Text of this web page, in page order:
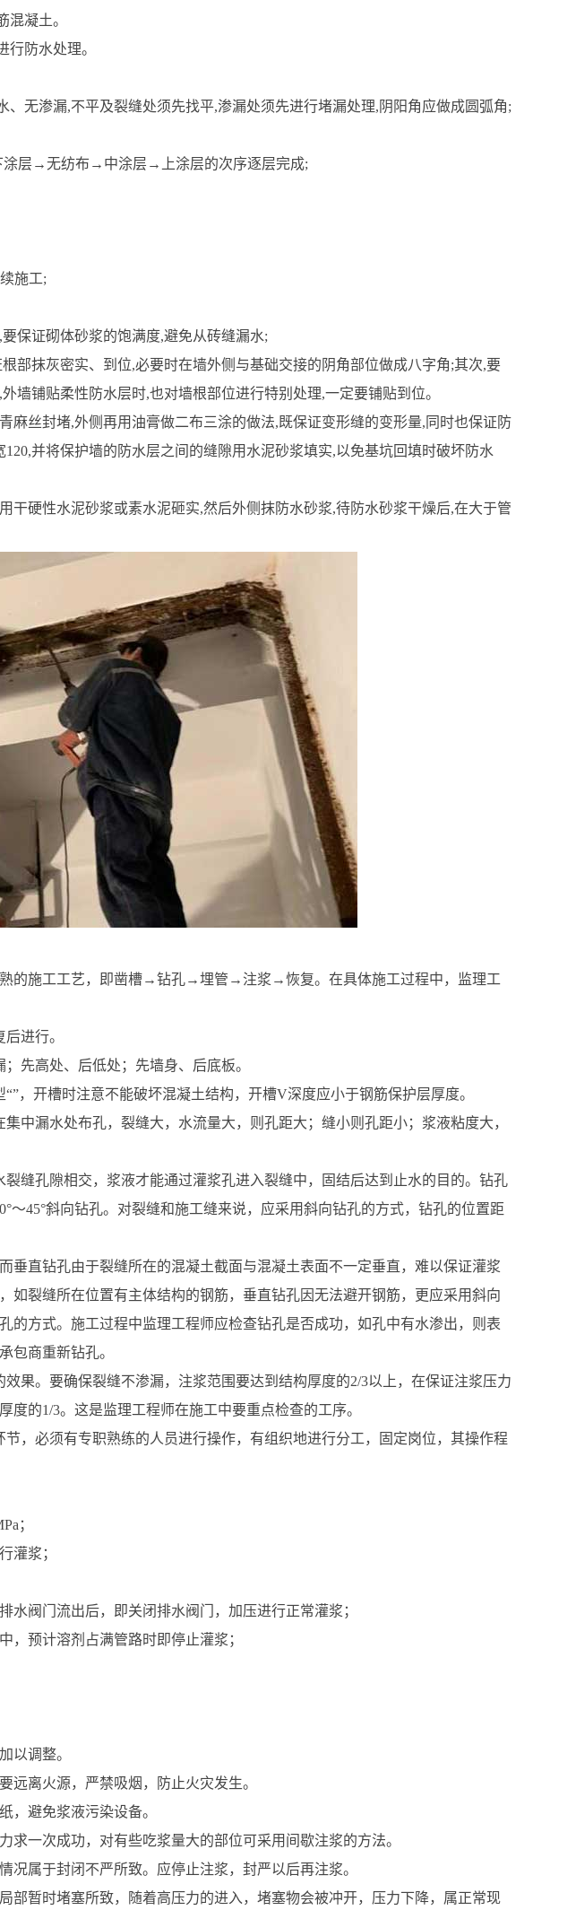
混凝土。
防水处理。
无渗漏,不平及裂缝处须先找平,渗漏处须先进行堵漏处理,阴阳角应做成圆弧角;
涂层→无纺布→中涂层→上涂层的次序逐层完成;
施工;
保证砌体砂浆的饱满度,避免从砖缝漏水;
部抹灰密实、到位,必要时在墙外侧与基础交接的阴角部位做成八字角;其次,要
墙铺贴柔性防水层时,也对墙根部位进行特别处理,一定要铺贴到位。
麻丝封堵,外侧再用油膏做二布三涂的做法,既保证变形缝的变形量,同时也保证防
并将保护墙的防水层之间的缝隙用水泥砂浆填实,以免基坑回填时破坏防水
干硬性水泥砂浆或素水泥砸实,然后外侧抹防水砂浆,待防水砂浆干燥后,在大于管
的施工工艺，即凿槽→钻孔→埋管→注浆→恢复。在具体施工过程中，监理工
进行。
先高处、后低处；先墙身、后底板。
，开槽时注意不能破坏混凝土结构，开槽V深度应小于钢筋保护层厚度。
中漏水处布孔，裂缝大，水流量大，则孔距大；缝小则孔距小；浆液粘度大，
缝孔隙相交，浆液才能通过灌浆孔进入裂缝中，固结后达到止水的目的。钻孔
～45°斜向钻孔。对裂缝和施工缝来说，应采用斜向钻孔的方式，钻孔的位置距
垂直钻孔由于裂缝所在的混凝土截面与混凝土表面不一定垂直，难以保证灌浆
如裂缝所在位置有主体结构的钢筋，垂直钻孔因无法避开钢筋，更应采用斜向
的方式。施工过程中监理工程师应检查钻孔是否成功，如孔中有水渗出，则表
包商重新钻孔。
果。要确保裂缝不渗漏，注浆范围要达到结构厚度的2/3以上，在保证注浆压力
的1/3。这是监理工程师在施工中要重点检查的工序。
，必须有专职熟练的人员进行操作，有组织地进行分工，固定岗位，其操作程
；
灌浆；
阀门流出后，即关闭排水阀门，加压进行正常灌浆；
预计溶剂占满管路时即停止灌浆；
以调整。
离火源，严禁吸烟，防止火灾发生。
，避免浆液污染设备。
一次成功，对有些吃浆量大的部位可采用间歇注浆的方法。
属于封闭不严所致。应停止注浆，封严以后再注浆。
暂时堵塞所致，随着高压力的进入，堵塞物会被冲开，压力下降，属正常现